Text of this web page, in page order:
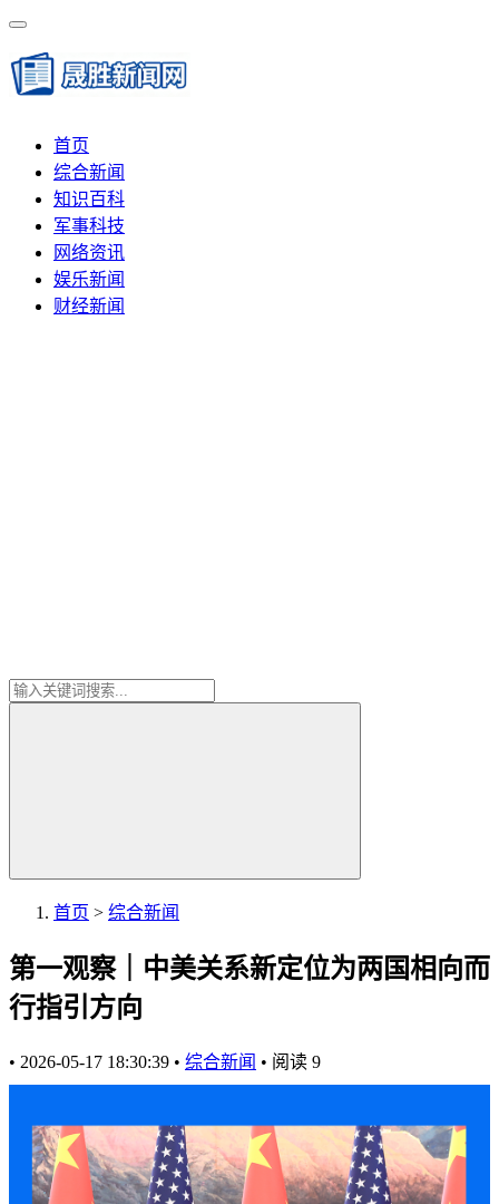
首页
综合新闻
知识百科
军事科技
网络资讯
娱乐新闻
财经新闻
首页 > 综合新闻
第一观察｜中美关系新定位为两国相向而
行指引方向
• 2026-05-17 18:30:39 • 综合新闻 • 阅读 9